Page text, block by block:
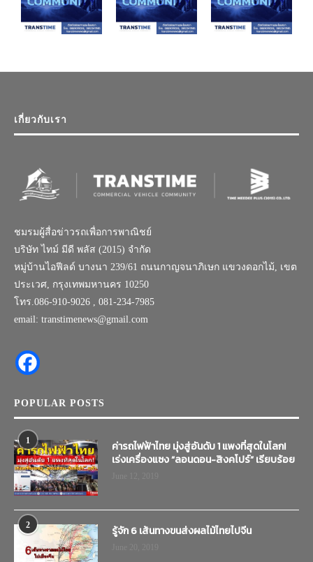
เกี่ยวกับเรา
ชมรมผู้สื่อข่าวรถเพื่อการพาณิชย์
บริษัท ไทม์ มีดี พลัส (2015) จำกัด
หมู่บ้านไอฟีลด์ บางนา 239/61 ถนนกาญจนาภิเษก แขวงดอกไม้, เขต
ประเวศ, กรุงเทพมหานคร 10250
โทร.086-910-9026 , 081-234-7985
email: transtimenews@gmail.com
POPULAR POSTS
1
ค่ารถไฟฟ้าไทย มุ่งสู่อันดับ 1 แพงที่สุดในโลก!
เร่งเครื่องแซง “ลอนดอน-สิงคโปร์” เรียบร้อย
2 รู้จัก 6 เส้นทางขนส่งผลไม้ไทยไปจีน